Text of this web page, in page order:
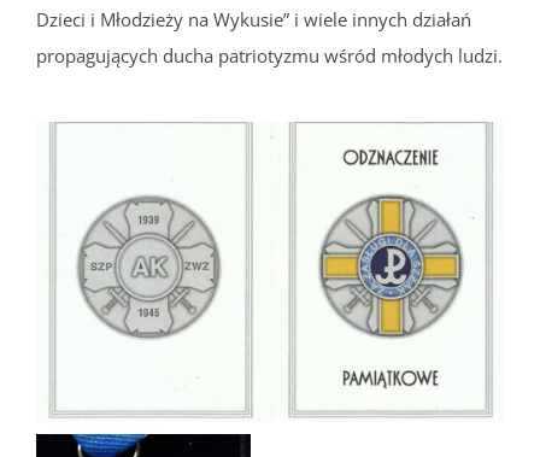
Dzieci i Młodzieży na Wykusie” i wiele innych działań
propagujących ducha patriotyzmu wśród młodych ludzi.